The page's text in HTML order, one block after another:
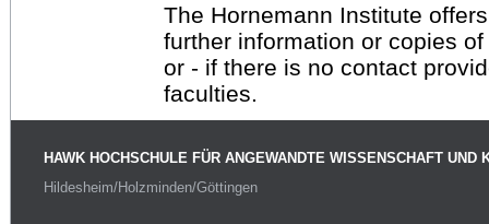
The Hornemann Institute
further information or copies
or - if there is no contact
faculties.
HAWK HOCHSCHULE FÜR ANGEWANDTE WISSENSCHAFT UND
Hildesheim/Holzminden/Göttingen